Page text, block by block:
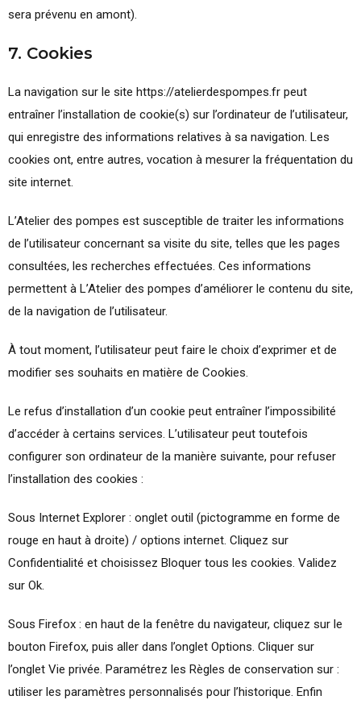
sera prévenu en amont).
7. Cookies
La navigation sur le site https://atelierdespompes.fr peut
entraîner l’installation de cookie(s) sur l’ordinateur de l’utilisateur,
qui enregistre des informations relatives à sa navigation. Les
cookies ont, entre autres, vocation à mesurer la fréquentation du
site internet.
L’Atelier des pompes est susceptible de traiter les informations
de l’utilisateur concernant sa visite du site, telles que les pages
consultées, les recherches effectuées. Ces informations
permettent à L’Atelier des pompes d’améliorer le contenu du site,
de la navigation de l’utilisateur.
À tout moment, l’utilisateur peut faire le choix d’exprimer et de
modifier ses souhaits en matière de Cookies.
Le refus d’installation d’un cookie peut entraîner l’impossibilité
d’accéder à certains services. L’utilisateur peut toutefois
configurer son ordinateur de la manière suivante, pour refuser
l’installation des cookies :
Sous Internet Explorer : onglet outil (pictogramme en forme de
rouge en haut à droite) / options internet. Cliquez sur
Confidentialité et choisissez Bloquer tous les cookies. Validez
sur Ok.
Sous Firefox : en haut de la fenêtre du navigateur, cliquez sur le
bouton Firefox, puis aller dans l’onglet Options. Cliquer sur
l’onglet Vie privée. Paramétrez les Règles de conservation sur :
utiliser les paramètres personnalisés pour l’historique. Enfin